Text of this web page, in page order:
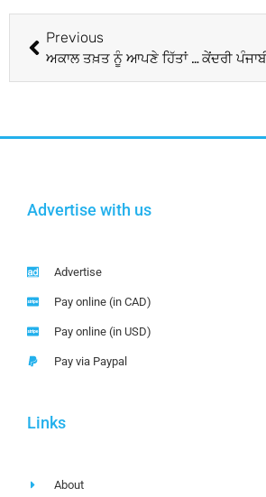
Previous
ਅਕਾਲ ਤਖ਼ਤ ਨੂੰ ਆਪਣੇ ਹਿੱਤਾਂ ਲਈ ਵਰਤ ਰਹੇ ਸਿਆਸਤਦਾਨ
Advertise with us
Advertise
Pay online (in CAD)
Pay online (in USD)
Pay via Paypal
Links
About